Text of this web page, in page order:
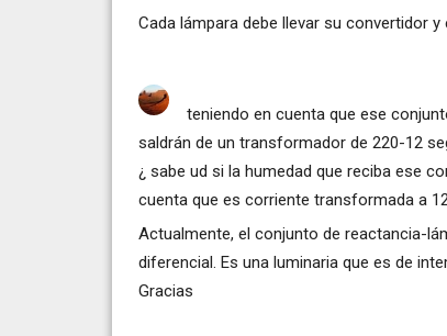
Cada lámpara debe llevar su convertidor
teniendo en cuenta que ese
saldrán de un transformador de 220-12
¿ sabe ud si la humedad que reciba ese
cuenta que es corriente transformada a
Actualmente, el conjunto de reactancia-
diferencial. Es una luminaria que es de
Gracias